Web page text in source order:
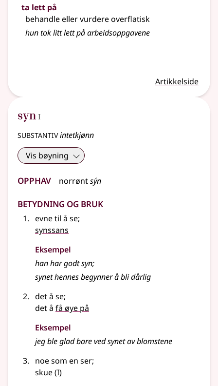
ta lett på
behandle eller vurdere overflatisk
hun tok litt lett på arbeidsoppgavene
Artikkelside
syn 1
I
substantivintetkjønn
Vis bøyning
Opphav norrøntsýn
Betydning og bruk
evne til å se;
synssans
Eksempel
han har godtsyn;
synet hennes begynner å bli dårlig
det å se;
det å få øye på
Eksempel
jeg ble glad bare vedsynetav blomstene
noe som en ser;
skue(1
I)